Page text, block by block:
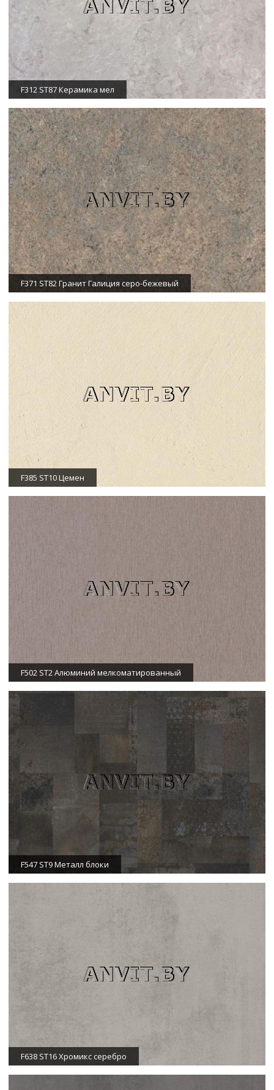
F312 ST87 Керамика мел
F371 ST82 Гранит Галиция серо-бежевый
F385 ST10 Цемен
F502 ST2 Алюминий мелкоматированный
F547 ST9 Металл блоки
F638 ST16 Хромикс серебро